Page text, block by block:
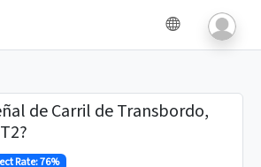
de Carril de Transbordo,
Rate: 76%